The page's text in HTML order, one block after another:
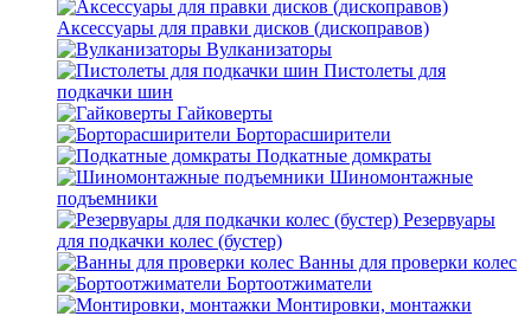
Аксессуары для правки дисков (дископравов)
Вулканизаторы
Пистолеты для
подкачки шин
Гайковерты
Борторасширители
Подкатные домкраты
Шиномонтажные
подъемники
Резервуары
для подкачки колес (бустер)
Ванны для проверки колес
Бортоотжиматели
Монтировки, монтажки